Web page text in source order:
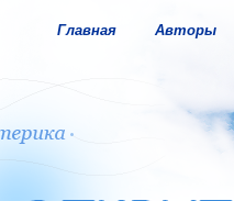
Главная Авторы